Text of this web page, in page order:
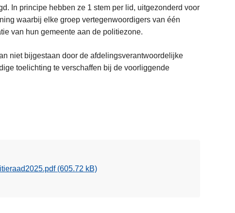
In principe hebben ze 1 stem per lid, uitgezonderd voor
waarbij elke groep vertegenwoordigers van één
van hun gemeente aan de politiezone.
niet bijgestaan door de afdelingsverantwoordelijke
toelichting te verschaffen bij de voorliggende
(605.72 kB)